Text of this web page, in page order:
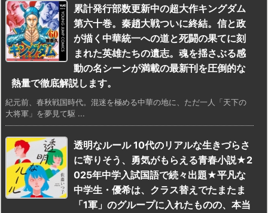
累計発行部数更新中の超大作キングダム
第六十巻。秦趙大戦ついに終結。信と政
が描く中華統一への道と死闘の果てに刻
まれた英雄たちの遺志。魂を揺さぶる感
動の名シーンが満載の最新刊を圧倒的な
熱量で徹底解説します。
紀元前、春秋戦国時代。混迷を極める中華の地に、ただ一人「天下の
大将軍」を夢見て駆 ...
透明なルール 10代のリアルな生きづらさ
に寄りそう、勇気がもらえる青春小説★2
025年中学入試国語で続々出題★平凡な
中学生・優希は、クラス替えでたまたま
「1軍」のグループに入れたものの、本当